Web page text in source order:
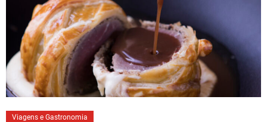
Viagens e Gastronomia